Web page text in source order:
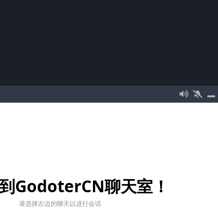
GodoterCN聊天室！
请选择左边的聊天以进行会话